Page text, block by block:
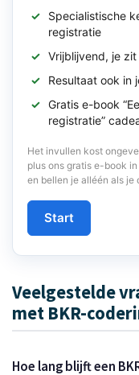
Specialistische
registratie
Vrijblijvend, je
Resultaat ook in
Gratis e-book
registratie”
Het invullen kost
plus ons gratis e-book
en bellen je alléén als
Start
Veelgestelde
met BKR-
Hoe lang blijft een